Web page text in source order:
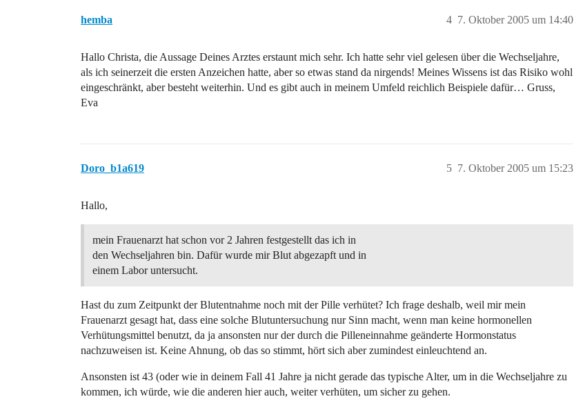
hemba 7. Oktober 2005 um 14:40
4
Hallo Christa, die Aussage Deines Arztes erstaunt mich sehr. Ich hatte sehr viel gelesen über die Wechseljahre,
als ich seinerzeit die ersten Anzeichen hatte, aber so etwas stand da nirgends! Meines Wissens ist das Risiko wohl
eingeschränkt, aber besteht weiterhin. Und es gibt auch in meinem Umfeld reichlich Beispiele dafür… Gruss,
Eva
Doro_b1a619 7. Oktober 2005 um 15:23
5
Hallo,
mein Frauenarzt hat schon vor 2 Jahren festgestellt das ich in
den Wechseljahren bin. Dafür wurde mir Blut abgezapft und in
einem Labor untersucht.
Hast du zum Zeitpunkt der Blutentnahme noch mit der Pille verhütet? Ich frage deshalb, weil mir mein
Frauenarzt gesagt hat, dass eine solche Blutuntersuchung nur Sinn macht, wenn man keine hormonellen
Verhütungsmittel benutzt, da ja ansonsten nur der durch die Pilleneinnahme geänderte Hormonstatus
nachzuweisen ist. Keine Ahnung, ob das so stimmt, hört sich aber zumindest einleuchtend an.
Ansonsten ist 43 (oder wie in deinem Fall 41 Jahre ja nicht gerade das typische Alter, um in die Wechseljahre zu
kommen, ich würde, wie die anderen hier auch, weiter verhüten, um sicher zu gehen.